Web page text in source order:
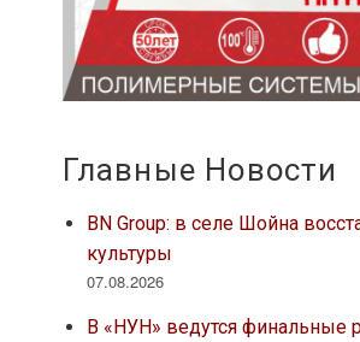
Главные Новости
BN Group: в селе Шойна
культуры
07.08.2026
В «НУН» ведутся финальные